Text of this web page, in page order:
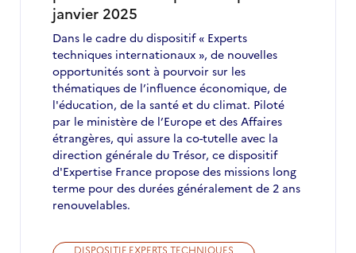
janvier 2025
Dans le cadre du dispositif « Experts
techniques internationaux », de nouvelles
opportunités sont à pourvoir sur les
thématiques de l’influence économique, de
l'éducation, de la santé et du climat. Piloté
par le ministère de l’Europe et des Affaires
étrangères, qui assure la co-tutelle avec la
direction générale du Trésor, ce dispositif
d'Expertise France propose des missions long
terme pour des durées généralement de 2 ans
renouvelables.
DISPOSITIF EXPERTS TECHNIQUES